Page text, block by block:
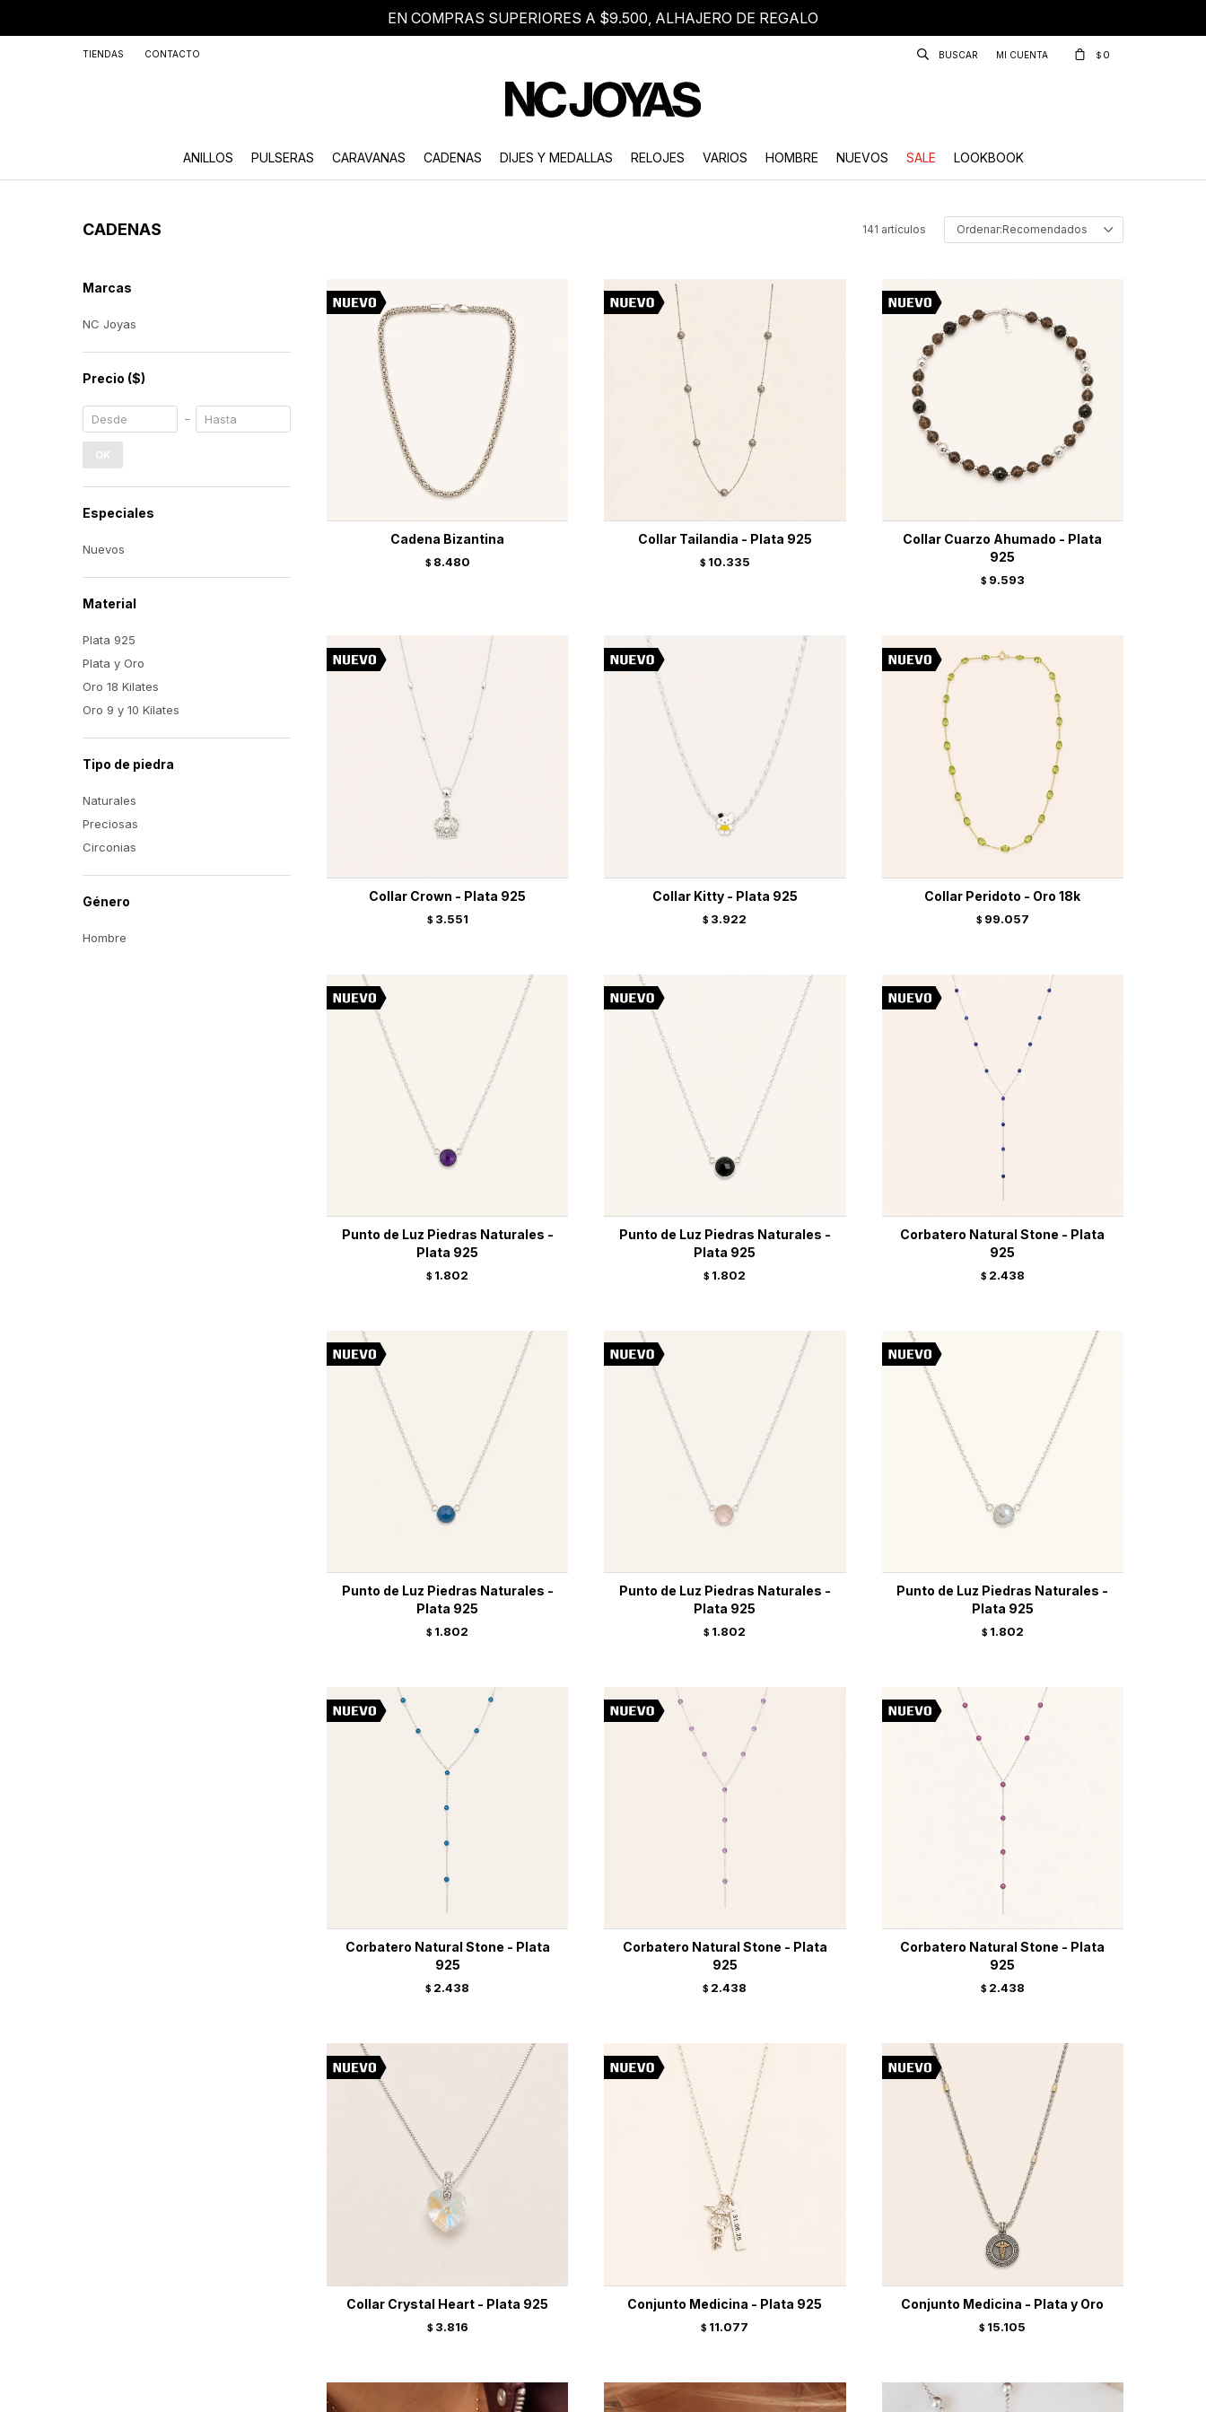
EN COMPRAS SUPERIORES A $9.500, ALHAJERO DE REGALO
ANILLOS PULSERAS CARAVANAS CADENAS DIJES Y MEDALLAS RELOJES VARIOS HOMBRE NUEVOS SALE LOOKBOOK
$ 0
TIENDAS CONTACTO
CADENAS 141 artículos Recomendados
Cadena Bizantina
$ 8.480
Collar Tailandia - Plata 925
$ 10.335
Collar Cuarzo Ahumado - Plata
925
$ 9.593
Collar Crown - Plata 925
$ 3.551
Collar Kitty - Plata 925
$ 3.922
Collar Peridoto - Oro 18k
$ 99.057
Punto de Luz Piedras Naturales -
Plata 925
$ 1.802
Punto de Luz Piedras Naturales -
Plata 925
$ 1.802
Corbatero Natural Stone - Plata
925
$ 2.438
Punto de Luz Piedras Naturales -
Plata 925
$ 1.802
Punto de Luz Piedras Naturales -
Plata 925
$ 1.802
Punto de Luz Piedras Naturales -
Plata 925
$ 1.802
Corbatero Natural Stone - Plata
925
$ 2.438
Corbatero Natural Stone - Plata
925
$ 2.438
Corbatero Natural Stone - Plata
925
$ 2.438
Collar Crystal Heart - Plata 925
$ 3.816
Conjunto Medicina - Plata 925
$ 11.077
Conjunto Medicina - Plata y Oro
$ 15.105
Marcas
NC Joyas
Precio ($)
OK
Especiales
Nuevos
Material
Plata 925
Plata y Oro
Oro 18 Kilates
Oro 9 y 10 Kilates
Tipo de piedra
Naturales
Preciosas
Circonias
Género
Hombre